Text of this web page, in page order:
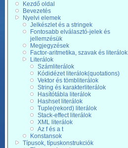
Kezdő oldal
Bevezetés
Nyelvi elemek
Jelkészlet és a stringek
Fontosabb elválasztó-jelek és
jellemzésük
Megjegyzések
Factor-aritmetika, szavak és literálok
Literálok
Számliterálok
Kódidézet literálok(quotations)
Vektor és tömbliterálok
String és karakterliterálok
Hasítótábla literálok
Hashset literálok
Tuple(rekord) literálok
Stack-effect literálok
XML literálok
Az f és a t
Konstansok
Típusok, típuskonstrukciók